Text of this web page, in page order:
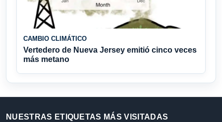
CAMBIO CLIMÁTICO
Vertedero de Nueva Jersey emitió cinco veces
más metano
NUESTRAS ETIQUETAS MÁS VISITADAS